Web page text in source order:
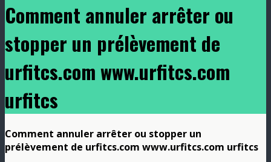
Comment annuler arrêter ou
stopper un prélèvement de
urfitcs.com www.urfitcs.com
urfitcs
Comment annuler arrêter ou stopper un
prélèvement de urfitcs.com www.urfitcs.com urfitcs